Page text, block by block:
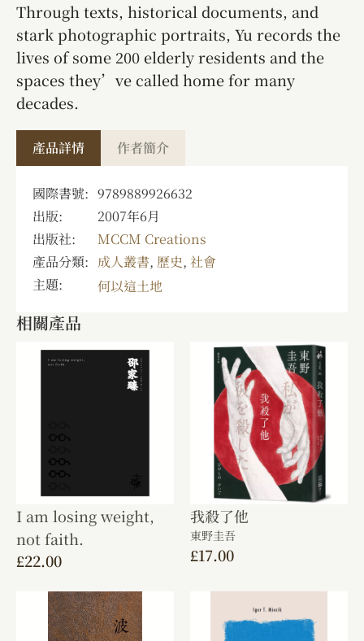
Through texts, historical documents, and
stark photographic portraits, Yu records the
lives of some 200 elderly residents and the
spaces they’ve called home for many
decades.
產品詳情 作者簡介
國際書號: 9789889926632
出版:
2007年6月
出版社:
MCCM Creations
產品分類: 成人叢書, 歷史, 社會
主題:
何以這土地
相關產品
I am losing weight,
not faith.
£22.00
我殺了他
東野圭吾
£17.00